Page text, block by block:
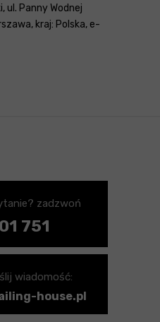
ul. Panny Wodnej
kraj: Polska, e-
zadzwoń
751
wiadomość:
house.pl